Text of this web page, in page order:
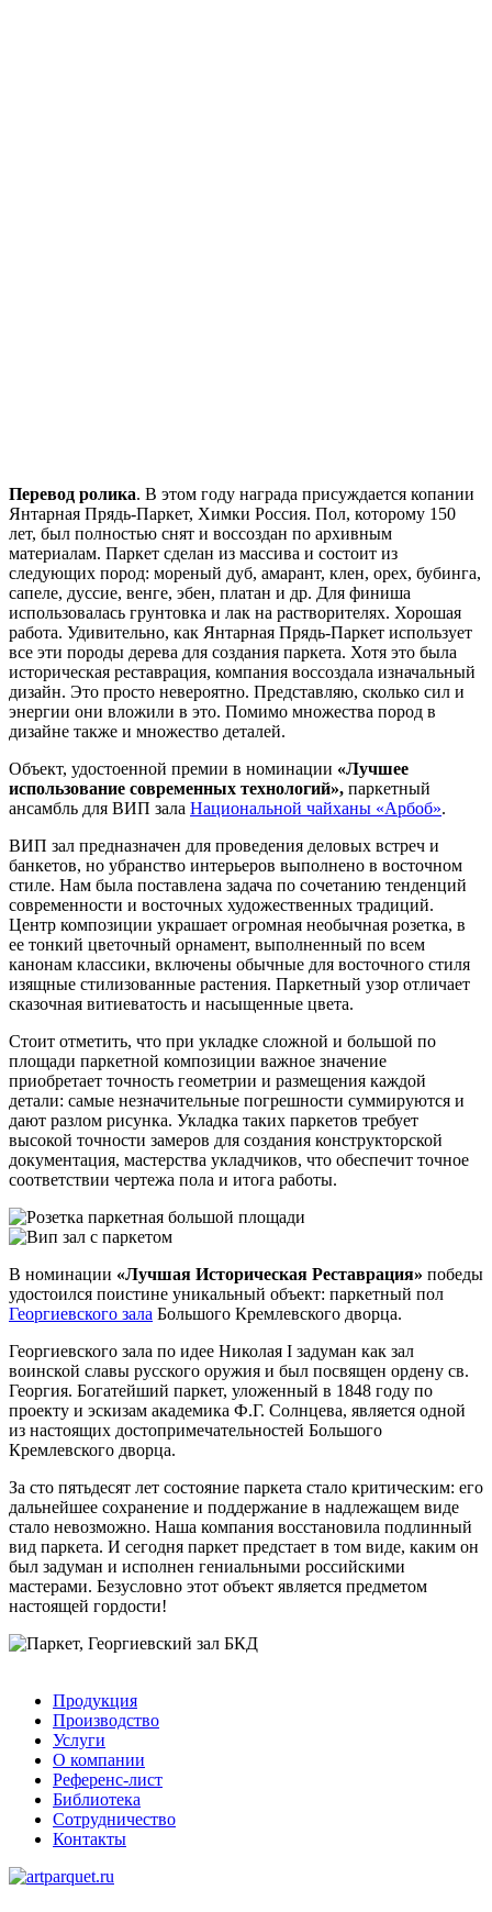
Перевод ролика. В этом году награда присуждается копании
Янтарная Прядь-Паркет, Химки Россия. Пол, которому 150
лет, был полностью снят и воссоздан по архивным
материалам. Паркет сделан из массива и состоит из
следующих пород: мореный дуб, амарант, клен, орех, бубинга,
сапеле, дуссие, венге, эбен, платан и др. Для финиша
использовалась грунтовка и лак на растворителях. Хорошая
работа. Удивительно, как Янтарная Прядь-Паркет использует
все эти породы дерева для создания паркета. Хотя это была
историческая реставрация, компания воссоздала изначальный
дизайн. Это просто невероятно. Представляю, сколько сил и
энергии они вложили в это. Помимо множества пород в
дизайне также и множество деталей.
Объект, удостоенной премии в номинации «Лучшее
использование современных технологий», паркетный
ансамбль для ВИП зала Национальной чайханы «Арбоб».
ВИП зал предназначен для проведения деловых встреч и
банкетов, но убранство интерьеров выполнено в восточном
стиле. Нам была поставлена задача по сочетанию тенденций
современности и восточных художественных традиций.
Центр композиции украшает огромная необычная розетка, в
ее тонкий цветочный орнамент, выполненный по всем
канонам классики, включены обычные для восточного стиля
изящные стилизованные растения. Паркетный узор отличает
сказочная витиеватость и насыщенные цвета.
Стоит отметить, что при укладке сложной и большой по
площади паркетной композиции важное значение
приобретает точность геометрии и размещения каждой
детали: самые незначительные погрешности суммируются и
дают разлом рисунка. Укладка таких паркетов требует
высокой точности замеров для создания конструкторской
документация, мастерства укладчиков, что обеспечит точное
соответствии чертежа пола и итога работы.
В номинации «Лучшая Историческая Реставрация» победы
удостоился поистине уникальный объект: паркетный пол
Георгиевского зала Большого Кремлевского дворца.
Георгиевского зала по идее Николая I задуман как зал
воинской славы русского оружия и был посвящен ордену св.
Георгия. Богатейший паркет, уложенный в 1848 году по
проекту и эскизам академика Ф.Г. Солнцева, является одной
из настоящих достопримечательностей Большого
Кремлевского дворца.
За сто пятьдесят лет состояние паркета стало критическим: его
дальнейшее сохранение и поддержание в надлежащем виде
стало невозможно. Наша компания восстановила подлинный
вид паркета. И сегодня паркет предстает в том виде, каким он
был задуман и исполнен гениальными российскими
мастерами. Безусловно этот объект является предметом
настоящей гордости!
Продукция
Производство
Услуги
О компании
Референс-лист
Библиотека
Сотрудничество
Контакты